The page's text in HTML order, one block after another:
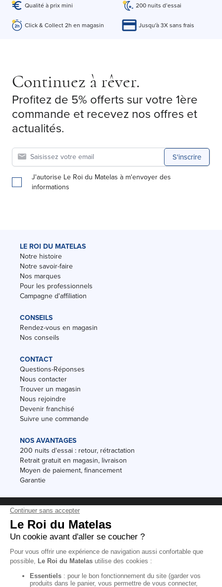
Qualité à prix mini 200 nuits d’essai
Click & Collect 2h en magasin Jusqu'à 3X sans frais
Continuez à rêver.
Profitez de 5% offerts sur votre 1ère
commande et recevez nos offres et
actualités.
S'inscrire
J'autorise Le Roi du Matelas à m'envoyer des
informations
LE ROI DU MATELAS
Notre histoire
Notre savoir-faire
Nos marques
Pour les professionnels
Campagne d'affiliation
CONSEILS
Rendez-vous en magasin
Nos conseils
CONTACT
Questions-Réponses
Nous contacter
Trouver un magasin
Nous rejoindre
Devenir franchisé
Suivre une commande
NOS AVANTAGES
200 nuits d'essai : retour, rétractation
Retrait gratuit en magasin, livraison
Moyen de paiement, financement
Garantie
Conditions des offres
Black Friday
Destockage
Conditions Générales de vente magasin
Conditions Générales de vente internet